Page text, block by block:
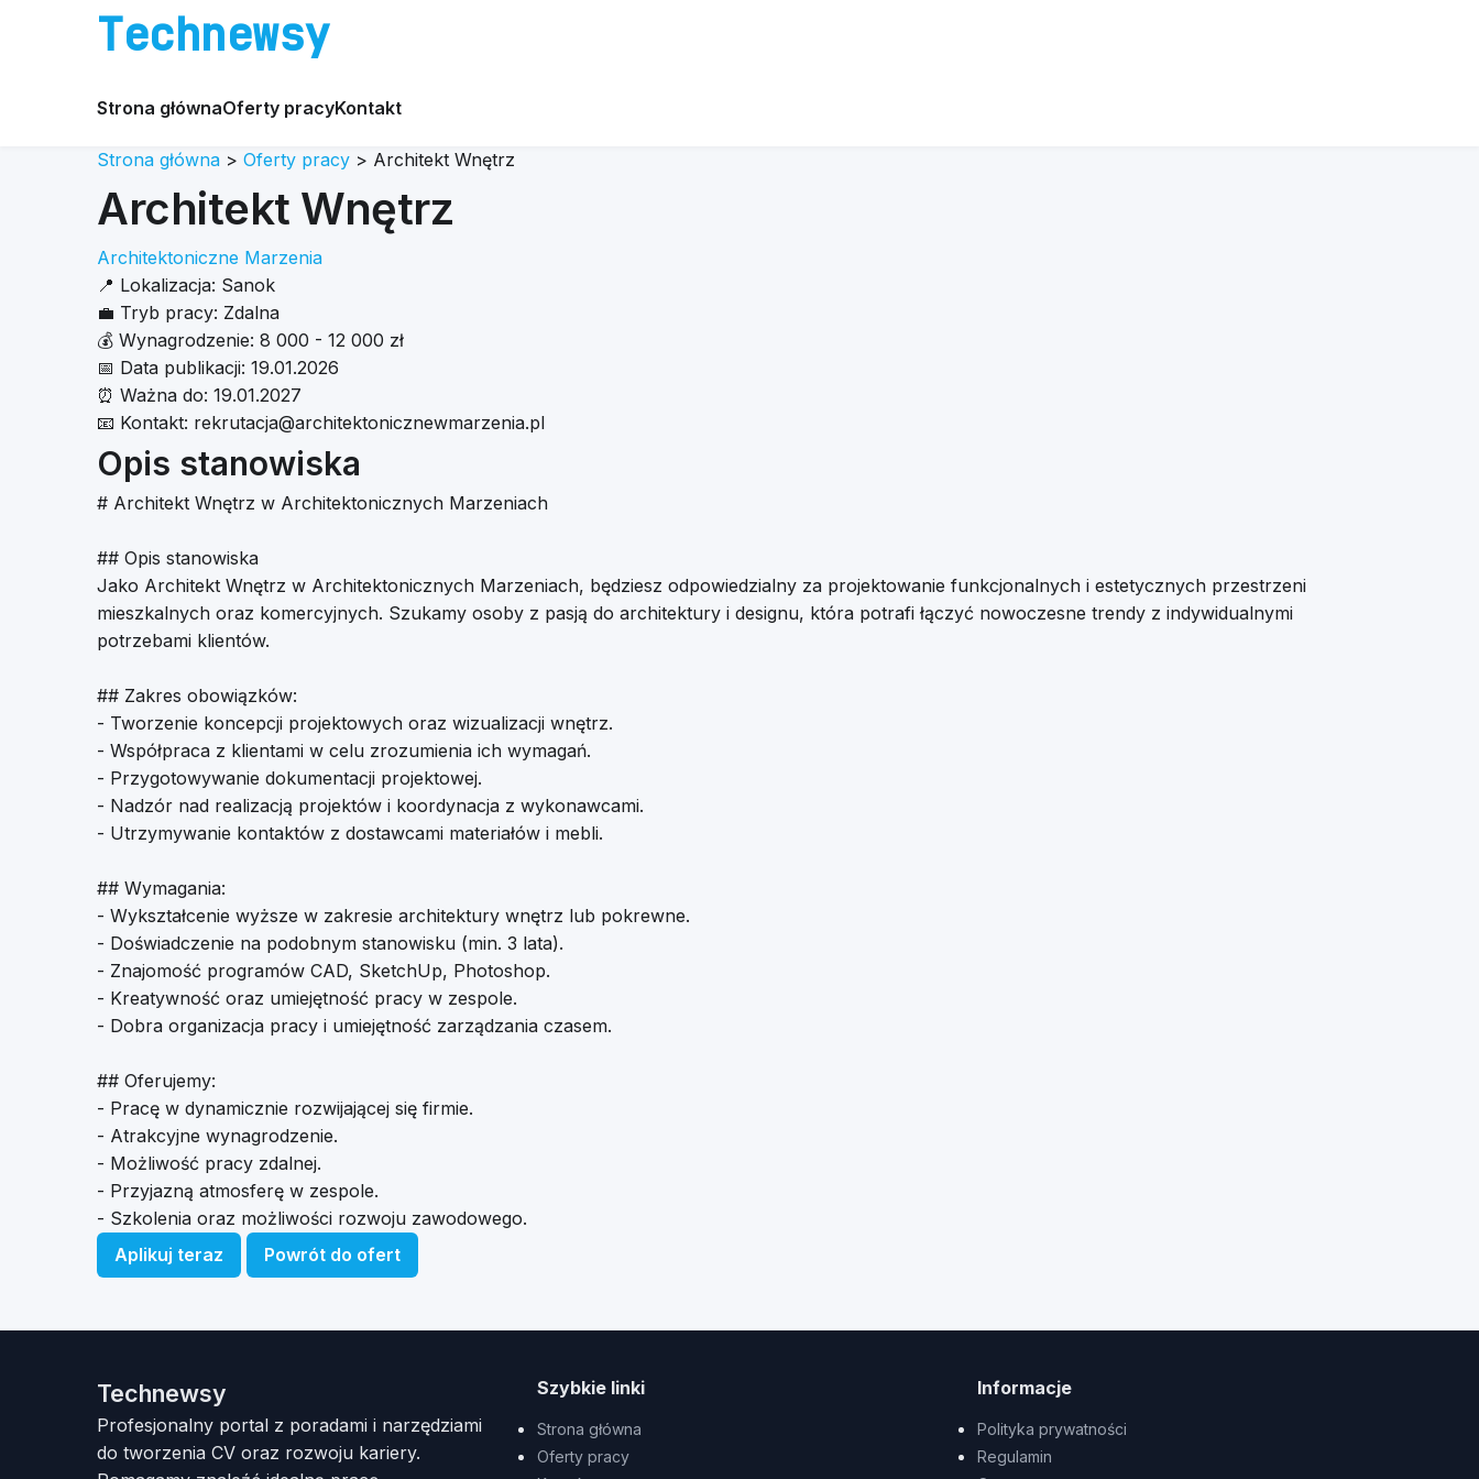
Technewsy
Strona głównaOferty pracyKontakt
Strona główna > Oferty pracy > Architekt Wnętrz
Architekt Wnętrz
Architektoniczne Marzenia
📍 Lokalizacja: Sanok
💼 Tryb pracy: Zdalna
💰 Wynagrodzenie: 8 000 - 12 000 zł
📅 Data publikacji: 19.01.2026
⏰ Ważna do: 19.01.2027
📧 Kontakt: rekrutacja@architektonicznewmarzenia.pl
Opis stanowiska
# Architekt Wnętrz w Architektonicznych Marzeniach
## Opis stanowiska
Jako Architekt Wnętrz w Architektonicznych Marzeniach, będziesz odpowiedzialny za projektowanie funkcjonalnych i estetycznych przestrzeni
mieszkalnych oraz komercyjnych. Szukamy osoby z pasją do architektury i designu, która potrafi łączyć nowoczesne trendy z indywidualnymi
potrzebami klientów.
## Zakres obowiązków:
- Tworzenie koncepcji projektowych oraz wizualizacji wnętrz.
- Współpraca z klientami w celu zrozumienia ich wymagań.
- Przygotowywanie dokumentacji projektowej.
- Nadzór nad realizacją projektów i koordynacja z wykonawcami.
- Utrzymywanie kontaktów z dostawcami materiałów i mebli.
## Wymagania:
- Wykształcenie wyższe w zakresie architektury wnętrz lub pokrewne.
- Doświadczenie na podobnym stanowisku (min. 3 lata).
- Znajomość programów CAD, SketchUp, Photoshop.
- Kreatywność oraz umiejętność pracy w zespole.
- Dobra organizacja pracy i umiejętność zarządzania czasem.
## Oferujemy:
- Pracę w dynamicznie rozwijającej się firmie.
- Atrakcyjne wynagrodzenie.
- Możliwość pracy zdalnej.
- Przyjazną atmosferę w zespole.
- Szkolenia oraz możliwości rozwoju zawodowego.
Aplikuj teraz
Powrót do ofert
Technewsy
Profesjonalny portal z poradami i narzędziami
do tworzenia CV oraz rozwoju kariery.
Szybkie linki
Strona główna
Oferty pracy
Informacje
Polityka prywatności
Regulamin